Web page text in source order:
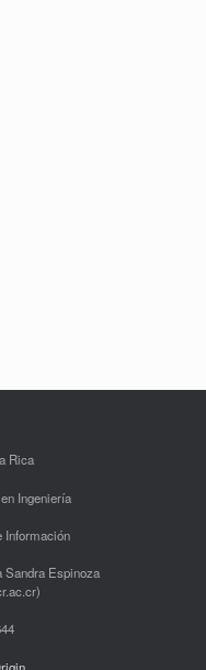
Rica
Ingeniería
Información
Sandra Espinoza